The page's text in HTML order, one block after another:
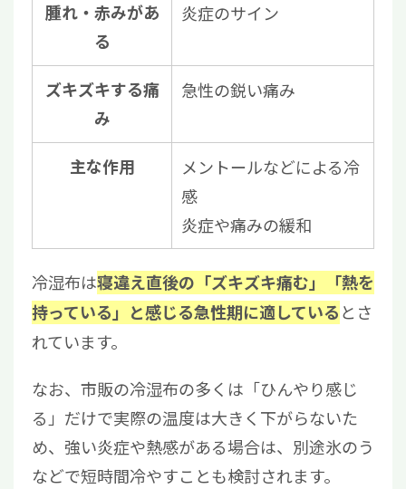
腫れ・赤みがあ
る
炎症のサイン
ズキズキする痛
み
急性の鋭い痛み
主な作用
メントールなどによる冷
感
炎症や痛みの緩和
冷湿布は寝違え直後の「ズキズキ痛む」「熱を
持っている」と感じる急性期に適しているとさ
れています。
なお、市販の冷湿布の多くは「ひんやり感じ
る」だけで実際の温度は大きく下がらないた
め、強い炎症や熱感がある場合は、別途氷のう
などで短時間冷やすことも検討されます。